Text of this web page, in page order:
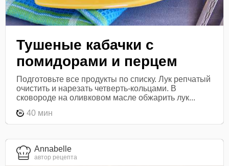
Тушеные кабачки с
помидорами и перцем
Подготовьте все продукты по списку. Лук репчатый
очистить и нарезать четверть-кольцами. В
сковороде на оливковом масле обжарить лук...
40 мин
Annabelle
автор рецепта